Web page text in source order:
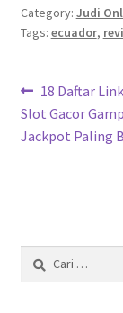
Category: Judi
Tags: ecuador,
Navigasi
pos
Previous
post:
18 Daftar
Slot Gacor
Jackpot Paling
untuk: